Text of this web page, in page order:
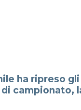
ha ripreso
campionato,